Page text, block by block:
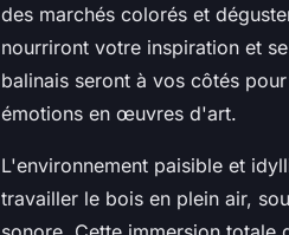
des marchés colorés et
nourriront votre inspiration et
balinais seront à vos côtés
émotions en œuvres d'art.
L'environnement paisible et
travailler le bois en plein air,